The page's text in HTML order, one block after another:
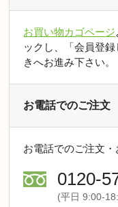
お買い物カゴページ
ックし、「会員登
きへお進み下さい。
お電話でのご注文
お電話でのご注文・
0120-
(平日 9:00-